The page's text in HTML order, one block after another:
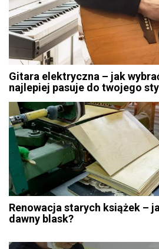
Gitara elektryczna – jak
najlepiej pasuje do twojego
Renowacja starych książek –
dawny blask?